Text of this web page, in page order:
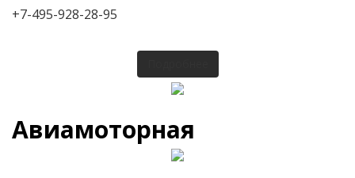
+7-495-928-28-95
Авиамоторная